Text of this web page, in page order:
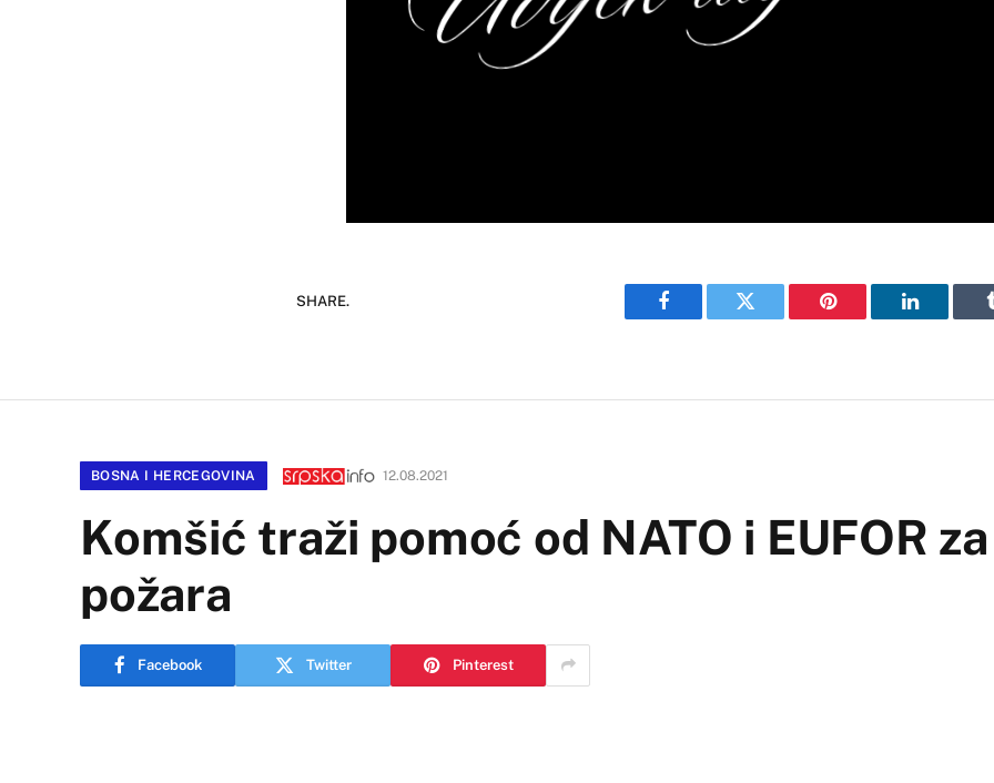
SHARE.
Facebook Twitter Pinterest LinkedIn
BOSNA I HERCEGOVINA 12.08.2021
Komšić traži pomoć od NATO i EUFOR
požara
Facebook Twitter Pinterest